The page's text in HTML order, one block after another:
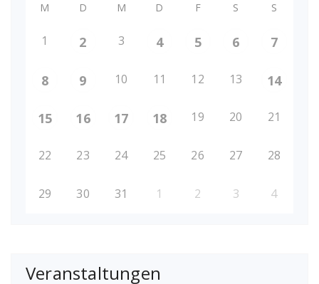
M D M D F S S
1 2 3 4 5 6 7
8 9 10 11 12 13 14
15 16 17 18 19 20 21
22 23 24 25 26 27 28
29 30 31 1 2 3 4
Veranstaltungen